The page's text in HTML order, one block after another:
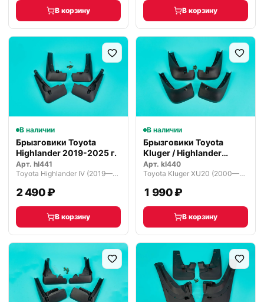
В корзину В корзину
В наличии
Брызговики Toyota
Highlander 2019-2025 г.
Арт. hl441
Toyota Highlander IV (2019—2026)
2 490 ₽
В корзину
В наличии
Брызговики Toyota
Kluger / Highlander
2000-2007 г.
Арт. kl440
Toyota Kluger XU20 (2000—2003)
1 990 ₽
В корзину